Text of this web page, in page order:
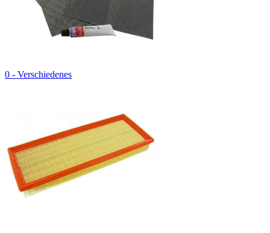
0 - Verschiedenes